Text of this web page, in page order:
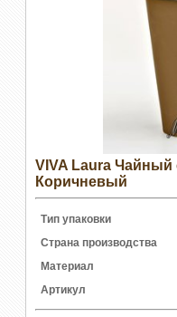
VIVA Laura Чайный
Коричневый
Тип упаковки
Страна производства
Материал
Артикул